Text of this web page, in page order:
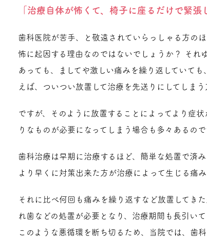
「治療自体が怖くて、椅子に座るだけで緊張
歯科医院が苦手、と敬遠されていらっしゃる方の
怖に起因する理由なのではないでしょうか？ それ
あっても、ましてや激しい痛みを繰り返していて
えば、ついつい放置して治療を先送りにしてしまう
ですが、そのように放置することによってより症
りなものが必要になってしまう場合も多々あるので
歯科治療は早期に治療するほど、簡単な処置で済
より早くに対策出来た方が治療によって生じる痛
それに比べ何回も痛みを繰り返すなど放置してき
れ歯などの処置が必要となり、治療期間も長引いて
このような悪循環を断ち切るため、当院では、歯